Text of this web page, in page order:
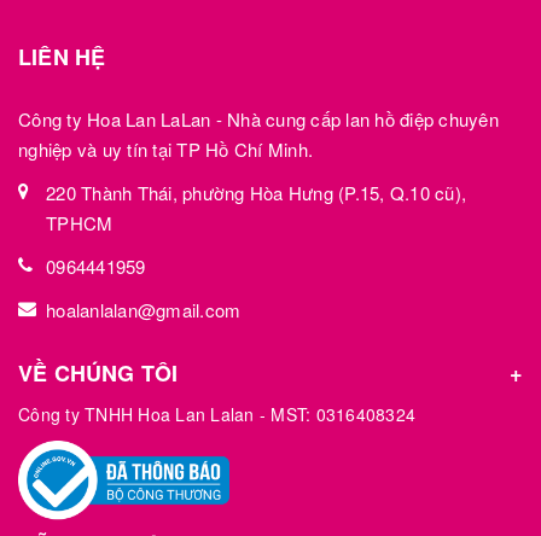
LIÊN HỆ
Công ty Hoa Lan LaLan - Nhà cung cấp lan hồ điệp chuyên
nghiệp và uy tín tại TP Hồ Chí Minh.
220 Thành Thái, phường Hòa Hưng (P.15, Q.10 cũ),
TPHCM
0964441959
hoalanlalan@gmail.com
VỀ CHÚNG TÔI
Công ty TNHH Hoa Lan Lalan - MST: 0316408324